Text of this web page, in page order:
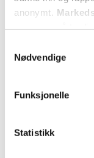
anonymt.
Nødvendige
Funksjonelle
Statistikk
2 år siden
Brit